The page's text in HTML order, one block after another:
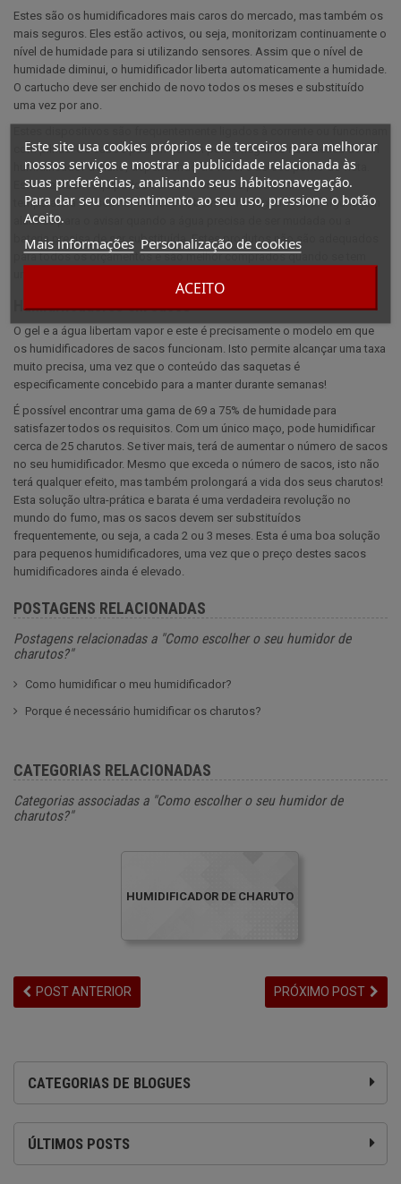
Este site usa cookies próprios e de terceiros para melhorar
nossos serviços e mostrar a publicidade relacionada às
suas preferências, analisando seus hábitosnavegação.
Para dar seu consentimento ao seu uso, pressione o botão
Aceito.
Mais informações Personalização de cookies
ACEITO
CATEGORIAS DE BLOGUES
ÚLTIMOS POSTS
Estes são os humidificadores mais caros do mercado, mas também os
mais seguros. Eles estão activos, ou seja, monitorizam continuamente o
nível de humidade para si utilizando sensores. Assim que o nível de
humidade diminui, o humidificador liberta automaticamente a humidade.
O cartucho deve ser enchido de novo todos os meses e substituído
uma vez por ano.
com pilhas. Os cabos podem ser um ponto negativo na estética de um
humidificador de luxo, dependendo do local e do seu ponto de vista.
Estão também equipados com termómetros para conhecer a
temperatura do seu humidificador, bem como higrómetros. Alguns têm
alarmes para o avisar quando a água precisa de ser mudada ou a
bateria precisa de ser substituída. Estes produtos não são adequados
para todos os orçamentos e são melhor comprados quando se tem
Humidificadores em sacos
O gel e a água libertam vapor e este é precisamente o modelo em que
os humidificadores de sacos funcionam. Isto permite alcançar uma taxa
muito precisa, uma vez que o conteúdo das saquetas é
especificamente concebido para a manter durante semanas!
É possível encontrar uma gama de 69 a 75% de humidade para
satisfazer todos os requisitos. Com um único maço, pode humidificar
cerca de 25 charutos. Se tiver mais, terá de aumentar o número de sacos
no seu humidificador. Mesmo que exceda o número de sacos, isto não
terá qualquer efeito, mas também prolongará a vida dos seus charutos!
Esta solução ultra-prática e barata é uma verdadeira revolução no
mundo do fumo, mas os sacos devem ser substituídos
frequentemente, ou seja, a cada 2 ou 3 meses. Esta é uma boa solução
para pequenos humidificadores, uma vez que o preço destes sacos
humidificadores ainda é elevado.
POSTAGENS RELACIONADAS
Postagens relacionadas a "Como escolher o seu humidor de
charutos?"
Como humidificar o meu humidificador?
Porque é necessário humidificar os charutos?
CATEGORIAS RELACIONADAS
Categorias associadas a "Como escolher o seu humidor de
charutos?"
HUMIDIFICADOR DE CHARUTO
POST ANTERIOR PRÓXIMO POST